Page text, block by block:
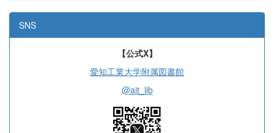
SNS
【公式X】
愛知工業大学附属図書館
@ait_lib